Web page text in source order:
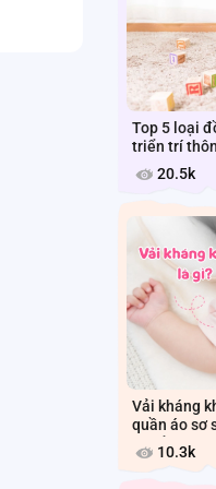
Top 5 loại
triển trí
20.5k
Vải kháng
quần áo sơ
khuẩn cho
10.3k